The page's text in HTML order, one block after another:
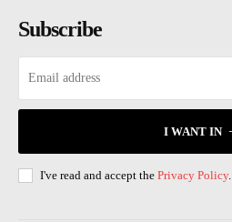
Subscribe
I WANT IN
I've read and accept the Privacy Policy.